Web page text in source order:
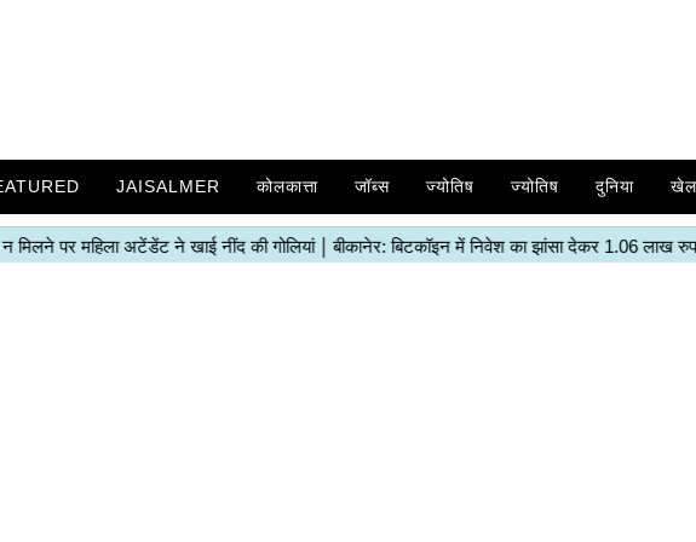
JAISALMER कोलकात्ता जॉब्स ज्योतिष ज्योतिष दुनिया खेल